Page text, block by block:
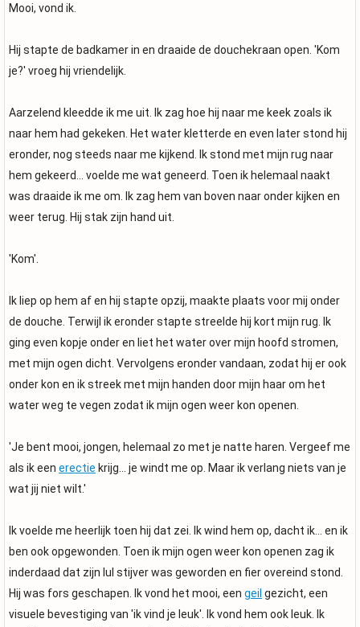
Mooi, vond ik.
Hij stapte de badkamer in en draaide de douchekraan open. 'Kom
je?' vroeg hij vriendelijk.
Aarzelend kleedde ik me uit. Ik zag hoe hij naar me keek zoals ik
naar hem had gekeken. Het water kletterde en even later stond hij
eronder, nog steeds naar me kijkend. Ik stond met mijn rug naar
hem gekeerd... voelde me wat geneerd. Toen ik helemaal naakt
was draaide ik me om. Ik zag hem van boven naar onder kijken en
weer terug. Hij stak zijn hand uit.
'Kom'.
Ik liep op hem af en hij stapte opzij, maakte plaats voor mij onder
de douche. Terwijl ik eronder stapte streelde hij kort mijn rug. Ik
ging even kopje onder en liet het water over mijn hoofd stromen,
met mijn ogen dicht. Vervolgens eronder vandaan, zodat hij er ook
onder kon en ik streek met mijn handen door mijn haar om het
water weg te vegen zodat ik mijn ogen weer kon openen.
'Je bent mooi, jongen, helemaal zo met je natte haren. Vergeef me
als ik een erectie krijg... je windt me op. Maar ik verlang niets van je
wat jij niet wilt.'
Ik voelde me heerlijk toen hij dat zei. Ik wind hem op, dacht ik... en ik
ben ook opgewonden. Toen ik mijn ogen weer kon openen zag ik
inderdaad dat zijn lul stijver was geworden en fier overeind stond.
Hij was fors geschapen. Ik vond het mooi, een geil gezicht, een
visuele bevestiging van 'ik vind je leuk'. Ik vond hem ook leuk. Ik